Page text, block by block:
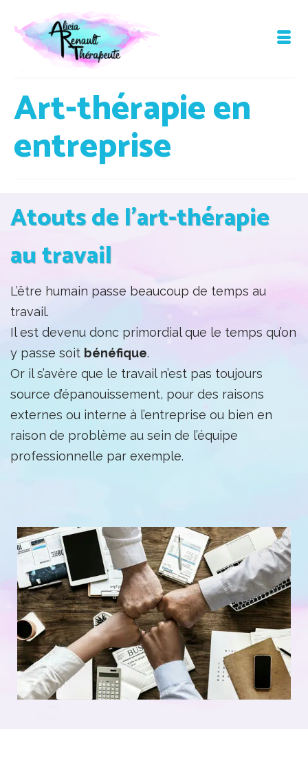
Art-thérapie en
entreprise
Atouts de l’art-thérapie
au travail
L’être humain passe beaucoup de temps au
travail.
Il est devenu donc primordial que le temps qu’on
y passe soit bénéfique.
Or il s’avère que le travail n’est pas toujours
source d’épanouissement, pour des raisons
externes ou interne à l’entreprise ou bien en
raison de problème au sein de l’équipe
professionnelle par exemple.